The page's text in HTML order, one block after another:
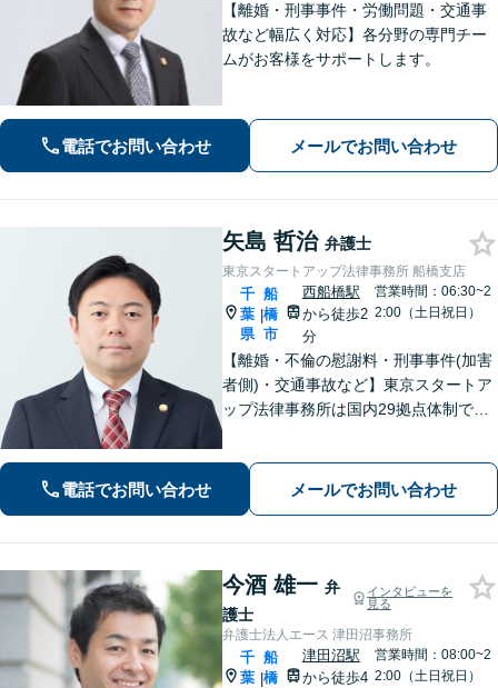
【離婚・刑事事件・労働問題・交通事
故など幅広く対応】各分野の専門チー
ムがお客様をサポートします。
電話でお問い合わせ メールでお問い合わせ
矢島 哲治 弁護士
東京スタートアップ法律事務所 船橋支店
千
葉
県
|
船
橋
市
西船橋駅
から徒歩2
分
営業時間：06:30~2
2:00（土日祝日）
【離婚・不倫の慰謝料・刑事事件(加害
者側)・交通事故など】東京スタートア
ップ法律事務所は国内29拠点体制で全
専門性の高い弁護士が寄り添い解決を
サポートします。
電話でお問い合わせ メールでお問い合わせ
今酒 雄一 弁
護士
インタビューを
見る
弁護士法人エース 津田沼事務所
千
葉 |
船
橋
津田沼駅
から徒歩4
営業時間：08:00~2
2:00（土日祝日）